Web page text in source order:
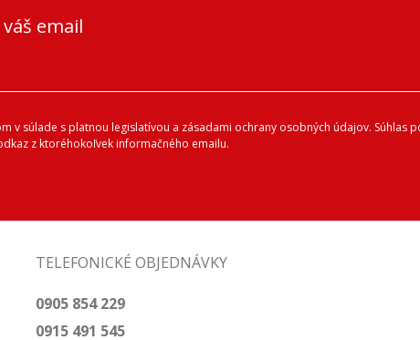
email
v súlade s platnou legislatívou a zásadami ochrany osobných údajov. Súhlas
z ktoréhokoľvek informačného emailu.
TELEFONICKÉ OBJEDNÁVKY
0905 854 229
0915 491 545